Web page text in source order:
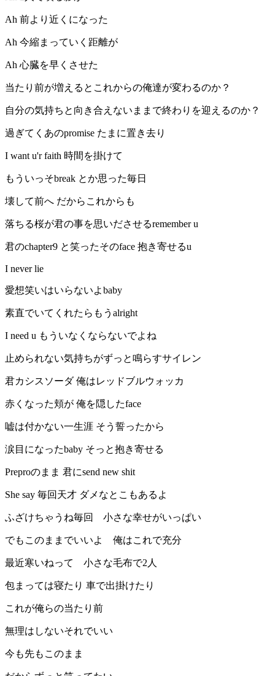
Ah 前より近くになった
Ah 今縮まっていく距離が
Ah 心臓を早くさせた
当たり前が増えるとこれからの俺達が変わるのか？
自分の気持ちと向き合えないままで終わりを迎えるのか？
過ぎてくあのpromise たまに置き去り
I want u'r faith 時間を掛けて
もういっそbreak とか思った毎日
壊して前へ だからこれからも
落ちる桜が君の事を思いださせるremember u
君のchapter9 と笑ったそのface 抱き寄せるu
I never lie
愛想笑いはいらないよbaby
素直でいてくれたらもうalright
I need u もういなくならないでよね
止められない気持ちがずっと鳴らすサイレン
君カシスソーダ 俺はレッドブルウォッカ
赤くなった頬が 俺を隠したface
嘘は付かない一生涯 そう誓ったから
涙目になったbaby そっと抱き寄せる
Preproのまま 君にsend new shit
She say 毎回天才 ダメなとこもあるよ
ふざけちゃうね毎回 小さな幸せがいっぱい
でもこのままでいいよ 俺はこれで充分
最近寒いねって 小さな毛布で2人
包まっては寝たり 車で出掛けたり
これが俺らの当たり前
無理はしないそれでいい
今も先もこのまま